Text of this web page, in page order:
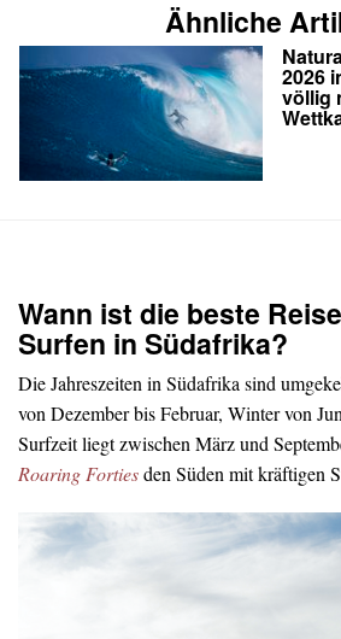
Ähnliche
2026
völlig
Wann ist die beste
Surfen in Südafrika?
Die Jahreszeiten in Südafrika sind
von Dezember bis Februar, Winter von
Surfzeit liegt zwischen März und
Roaring Fortiesden Süden mit kräftigen